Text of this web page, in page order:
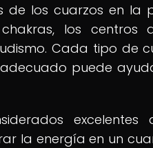
de los cuarzos en
los centros
Cada tipo de
puede
la energía en un